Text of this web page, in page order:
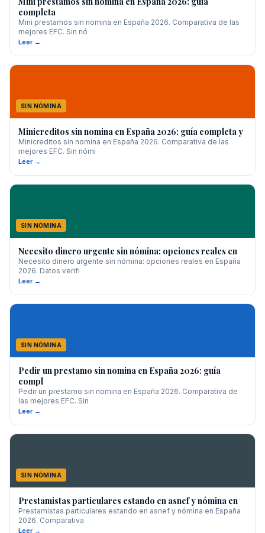
completa
Mini prestamos sin nomina en España 2026. Comparativa de las
mejores EFC. Sin nó
Leer →
SIN NÓMINA
Minicreditos sin nomina en España 2026: guía completa y
Minicreditos sin nomina en España 2026. Comparativa de las
mejores EFC. Sin nómi
Leer →
SIN NÓMINA
Necesito dinero urgente sin nómina: opciones reales en
Necesito dinero urgente sin nómina: opciones reales en España
2026. Datos verifi
Leer →
SIN NÓMINA
Pedir un prestamo sin nomina en España 2026: guía
compl
Pedir un prestamo sin nomina en España 2026. Comparativa de
las mejores EFC. Sin
Leer →
SIN NÓMINA
Prestamistas particulares estando en asnef y nómina en
Prestamistas particulares estando en asnef y nómina en España
2026. Comparativa
Leer →